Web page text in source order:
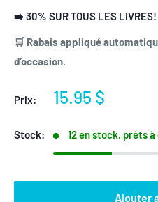
➡️ 30% SUR TOUS LES
🛒 Rabais appliqué
d’occasion.
Prix:
Prix
15.95 $
Stock: 12 en stock, prêts
Ajouter